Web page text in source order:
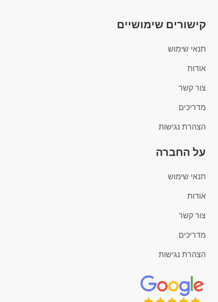
קישורים שימושיים
תנאי שימוש
אודות
צור קשר
מדריכים
הצהרת נגישות
על החברה
תנאי שימוש
אודות
צור קשר
מדריכים
הצהרת נגישות